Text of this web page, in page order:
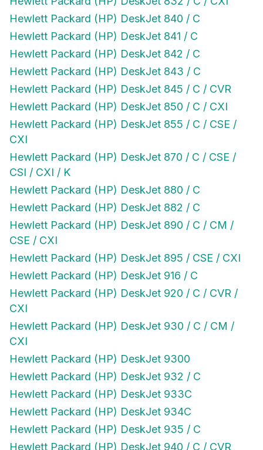
Hewlett Packard (HP) DeskJet 840 / C
Hewlett Packard (HP) DeskJet 841 / C
Hewlett Packard (HP) DeskJet 842 / C
Hewlett Packard (HP) DeskJet 843 / C
Hewlett Packard (HP) DeskJet 845 / C / CVR
Hewlett Packard (HP) DeskJet 850 / C / CXI
Hewlett Packard (HP) DeskJet 855 / C / CSE /
CXI
Hewlett Packard (HP) DeskJet 870 / C / CSE /
CSI / CXI / K
Hewlett Packard (HP) DeskJet 880 / C
Hewlett Packard (HP) DeskJet 882 / C
Hewlett Packard (HP) DeskJet 890 / C / CM /
CSE / CXI
Hewlett Packard (HP) DeskJet 895 / CSE / CXI
Hewlett Packard (HP) DeskJet 916 / C
Hewlett Packard (HP) DeskJet 920 / C / CVR /
CXI
Hewlett Packard (HP) DeskJet 930 / C / CM /
CXI
Hewlett Packard (HP) DeskJet 9300
Hewlett Packard (HP) DeskJet 932 / C
Hewlett Packard (HP) DeskJet 933C
Hewlett Packard (HP) DeskJet 934C
Hewlett Packard (HP) DeskJet 935 / C
Hewlett Packard (HP) DeskJet 940 / C / CVR